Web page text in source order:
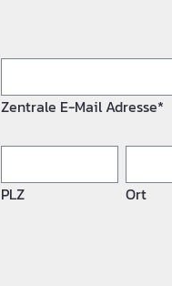
Zentrale E-Mail Adresse*
PLZ Ort